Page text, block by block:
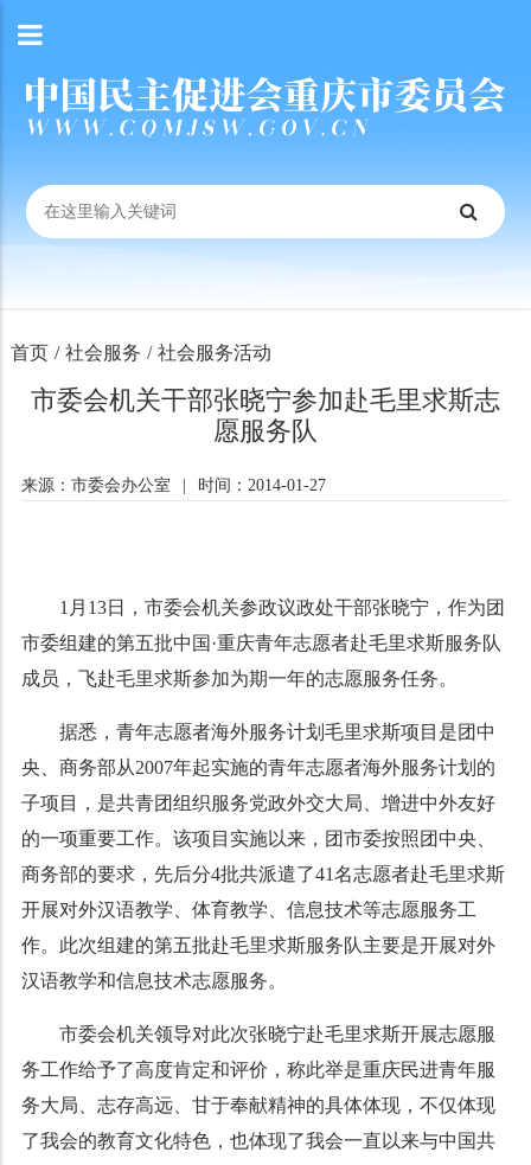
首页 / 社会服务 / 社会服务活动
市委会机关干部张晓宁参加赴毛里求斯志
愿服务队
来源：市委会办公室 时间：2014-01-27
1月13日，市委会机关参政议政处干部张晓宁，作为团
市委组建的第五批中国·重庆青年志愿者赴毛里求斯服务队
成员，飞赴毛里求斯参加为期一年的志愿服务任务。
据悉，青年志愿者海外服务计划毛里求斯项目是团中
央、商务部从2007年起实施的青年志愿者海外服务计划的
子项目，是共青团组织服务党政外交大局、增进中外友好
的一项重要工作。该项目实施以来，团市委按照团中央、
商务部的要求，先后分4批共派遣了41名志愿者赴毛里求斯
开展对外汉语教学、体育教学、信息技术等志愿服务工
作。此次组建的第五批赴毛里求斯服务队主要是开展对外
汉语教学和信息技术志愿服务。
市委会机关领导对此次张晓宁赴毛里求斯开展志愿服
务工作给予了高度肯定和评价，称此举是重庆民进青年服
务大局、志存高远、甘于奉献精神的具体体现，不仅体现
了我会的教育文化特色，也体现了我会一直以来与中国共